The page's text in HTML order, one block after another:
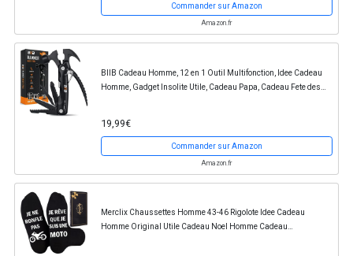
Commander sur Amazon
Amazon.fr
BIIB Cadeau Homme, 12 en 1 Outil Multifonction, Idee Cadeau
Homme, Gadget Insolite Utile, Cadeau Papa, Cadeau Fete des
19,99€
Commander sur Amazon
Amazon.fr
Merclix Chaussettes Homme 43-46 Rigolote Idee Cadeau
Homme Original Utile Cadeau Noel Homme Cadeau